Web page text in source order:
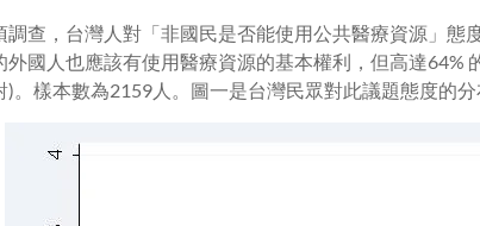
調查，台灣人對「非國民是否能使用公共醫療資源」態
外國人也應該有使用醫療資源的基本權利，但高達64%
)。樣本數為2159人。圖一是台灣民眾對此議題態度的分